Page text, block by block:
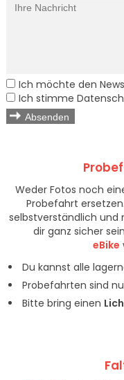
Ich möchte den
Ich stimme
Absenden
Weder Fotos noch
Probefahrt
selbstverständlich und
dir ganz sicher
eBike
Du kannst alle
Probefahrten sind
Bitte bring einen